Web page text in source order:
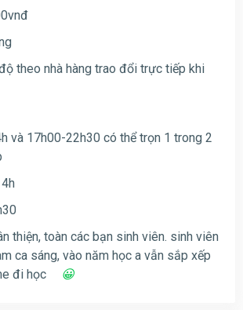
theo nhà hàng trao đổi trực tiếp khi
và 17h00-22h30 có thể trọn 1 trong 2
thiện, toàn các bạn sinh viên. sinh viên
ca sáng, vào năm học a vẫn sắp xếp
đi học
😀